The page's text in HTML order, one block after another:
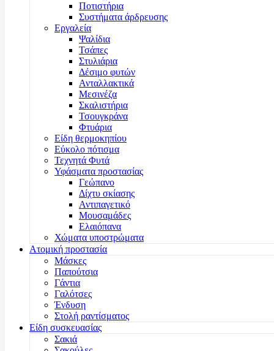
Ποτιστήρια
Συστήματα άρδρευσης
Εργαλεία
Ψαλίδια
Τσάπες
Στυλιάρια
Δέσιμο φυτών
Ανταλλακτικά
Μεσινέζα
Σκαλιστήρια
Τσουγκράνα
Φτυάρια
Είδη θερμοκηπίου
Εύκολο πότισμα
Τεχνητά Φυτά
Υφάσματα προστασίας
Γεώπανο
Δίχτυ σκίασης
Αντιπαγετικό
Μουσαμάδες
Ελαιόπανα
Χώματα υποστρώματα
Ατομική προστασία
Μάσκες
Παπούτσια
Γάντια
Γαλότσες
Ένδυση
Στολή ραντίσματος
Είδη συσκευασίας
Σακιά